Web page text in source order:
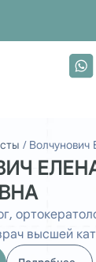
/ Волчунович
высшей